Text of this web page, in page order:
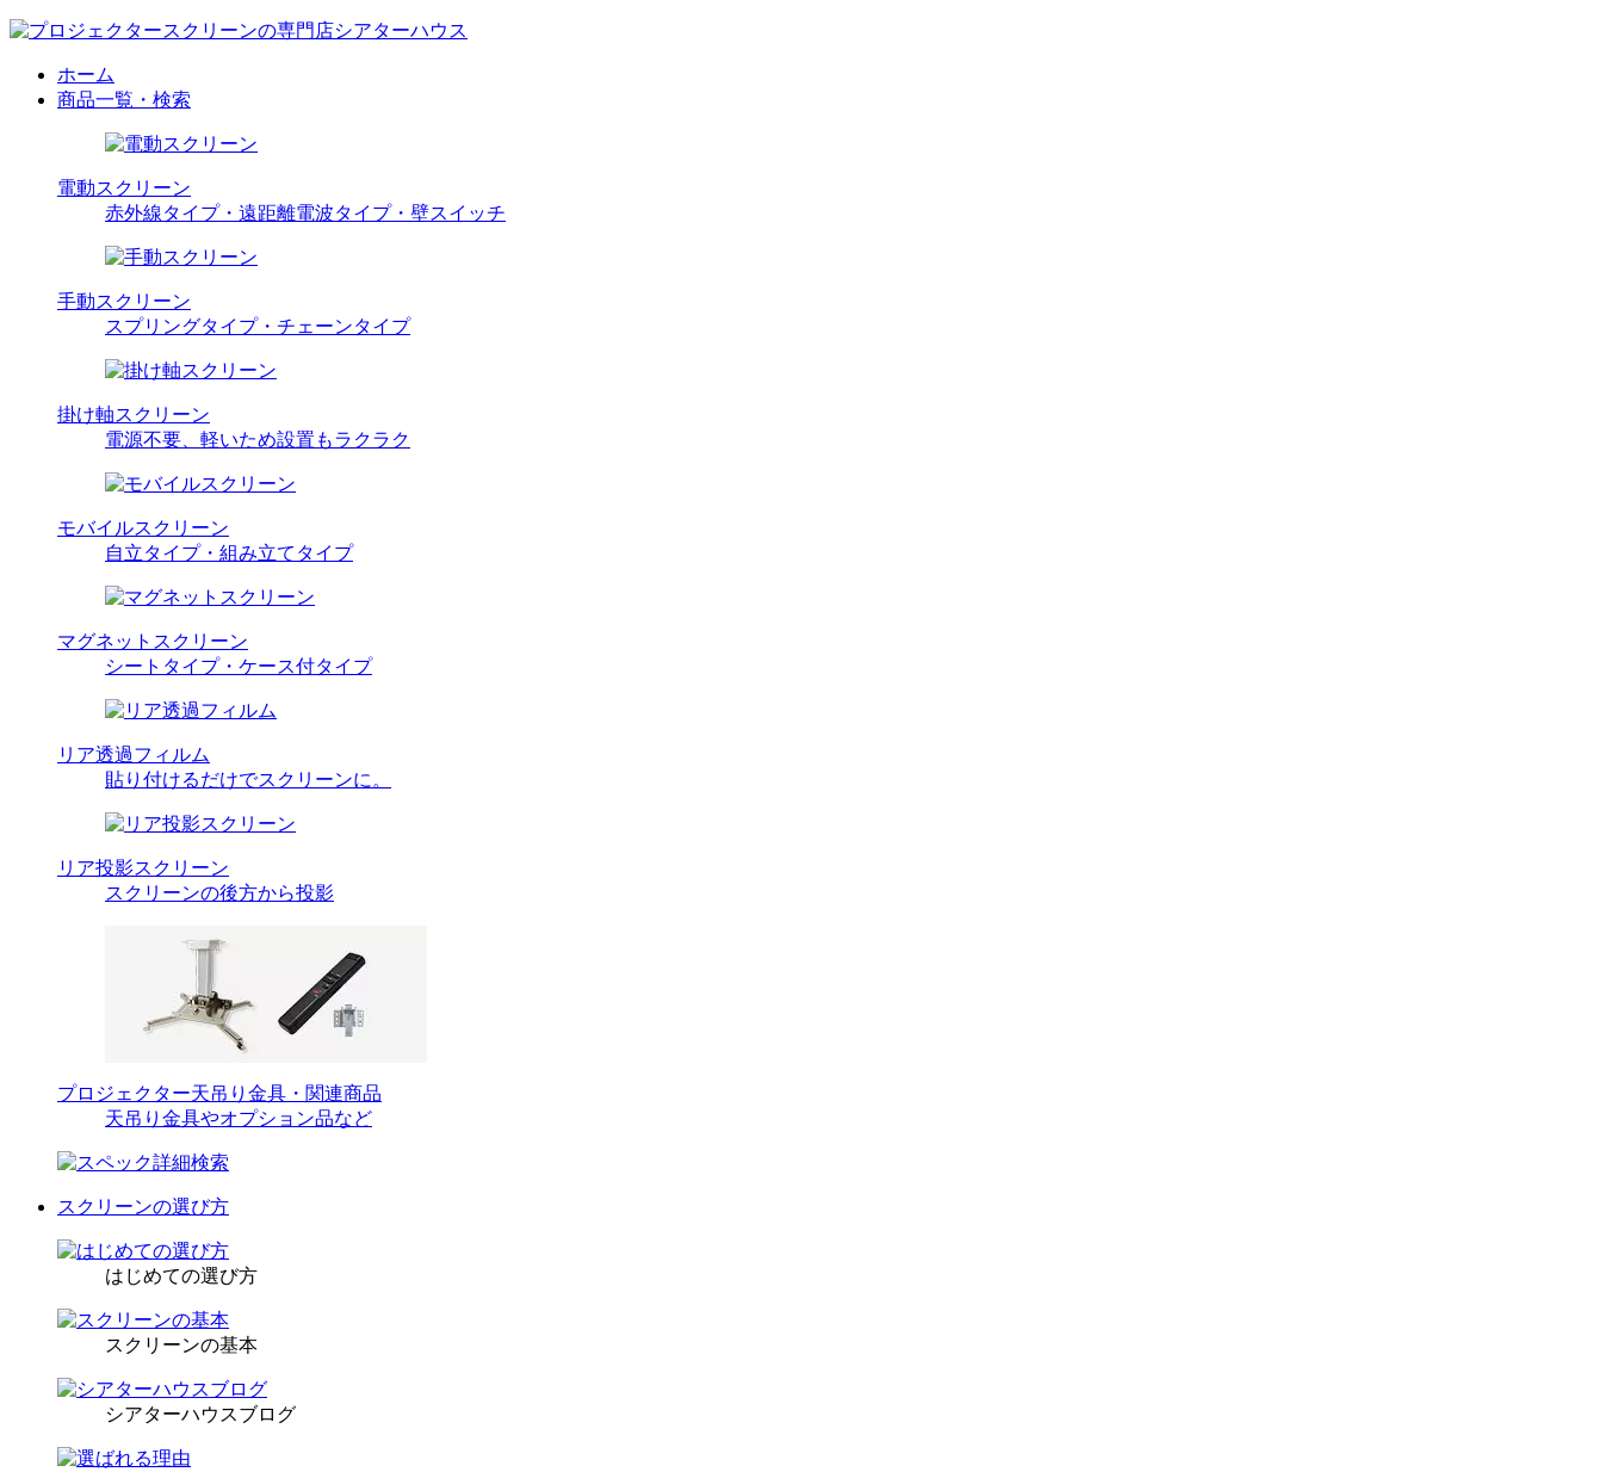
ホーム
商品一覧・検索
電動スクリーン
赤外線タイプ・遠距離電波タイプ・壁スイッチ
手動スクリーン
スプリングタイプ・チェーンタイプ
掛け軸スクリーン
電源不要、軽いため設置もラクラク
モバイルスクリーン
自立タイプ・組み立てタイプ
マグネットスクリーン
シートタイプ・ケース付タイプ
リア透過フィルム
貼り付けるだけでスクリーンに。
リア投影スクリーン
スクリーンの後方から投影
プロジェクター天吊り金具・関連商品
天吊り金具やオプション品など
スクリーンの選び方
はじめての選び方
スクリーンの基本
シアターハウスブログ